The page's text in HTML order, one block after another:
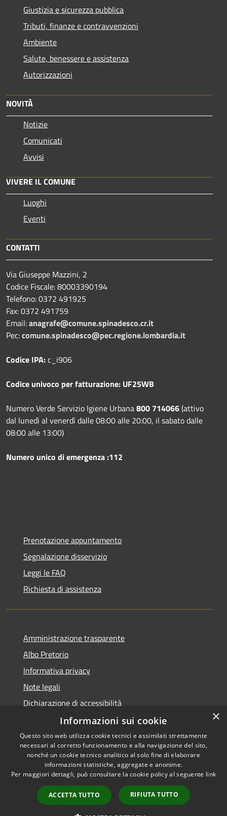
Giustizia e sicurezza pubblica
Tributi, finanze e contravvenzioni
Ambiente
Salute, benessere e assistenza
Autorizzazioni
NOVITÀ
Notizie
Comunicati
Avvisi
VIVERE IL COMUNE
Luoghi
Eventi
CONTATTI
Via Giuseppe Mazzini, 2
Codice Fiscale: 80003390194
Telefono:0372 491925
Fax:0372 491759
Email:anagrafe@comune.spinadesco.cr.it
Pec:comune.spinadesco@pec.regione.lombardia.it
Codice IPA:c_i906
Codice univoco per fatturazione: UF25WB
Numero Verde Servizio Igiene Urbana800 714066(attivo
dal lunedì al venerdì dalle 08:00 alle 20:00, il sabato dalle
08:00 alle 13:00)
Numero unico di emergenza :112
Prenotazione appuntamento
Segnalazione disservizio
Leggi le FAQ
Richiesta di assistenza
Amministrazione trasparente
Albo Pretorio
Informativa privacy
Note legali
Dichiarazione di accessibilità
Accessibilità
Privacy
Mappa del sito
Copyright © 2026 • Comune di
Spinadesco • Powered by
Municipium•Accesso
redazione
×
Informazioni sui cookie
Questo sito web utilizza cookie tecnici e assimilati strettamente
necessari al corretto funzionamento e alla navigazione del sito,
nonché un cookie tecnico analitico al solo fine di elaborare
informazioni statistiche, aggregate e anonime.
Per maggiori dettagli, può consultare la cookie policy al seguente link
ACCETTA TUTTO RIFIUTA TUTTO